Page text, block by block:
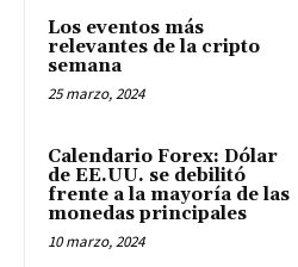
Los eventos más
relevantes de la cripto
semana
25 marzo, 2024
Calendario Forex: Dólar
de EE.UU. se debilitó
frente a la mayoría de las
monedas principales
10 marzo, 2024